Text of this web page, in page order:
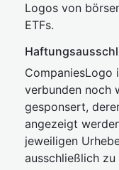
Logos von
ETFs.
CompaniesLogo
verbunden noch
gesponsert,
angezeigt
jeweiligen
ausschließlich